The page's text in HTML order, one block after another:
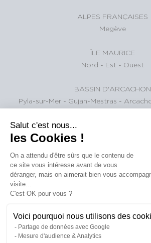
ALPES FRANÇAISES
Megève
ÎLE MAURICE
Nord - Est - Ouest
BASSIN D'ARCACHON
Pyla-sur-Mer - Gujan-Mestras -
Buch
PARIS ET SA RÉGION
©
2026
Plan
du
| Conditions
Générales
d'Utilisation
|mentions
légales
|
Salut c'est nous...
les Cookies !
On a attendu d'être sûrs que le contenu de
ce site vous intéresse avant de vous
déranger, mais on aimerait bien vous
visite...
C'est OK pour vous ?
Voici pourquoi nous utilisons des
Partage de données avec Google
Mesure d'audience & Analytics